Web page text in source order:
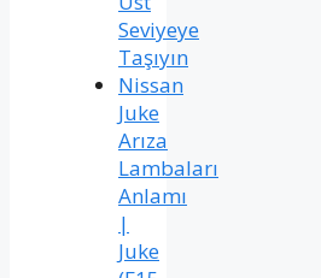
Seviyeye
Taşıyın
Nissan
Juke
Arıza
Lambaları
Anlamı
|
Juke